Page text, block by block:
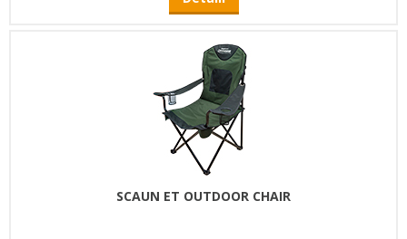
SCAUN ET OUTDOOR CHAIR